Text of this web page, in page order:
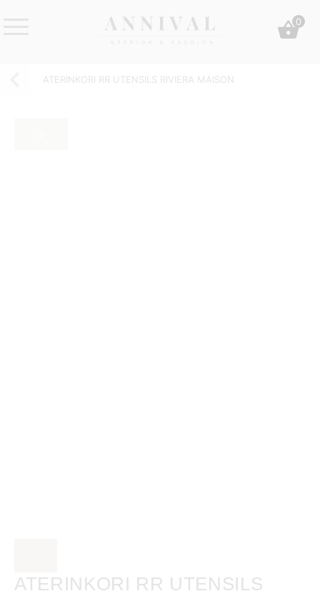
&
0
ATERINKORI RR UTENSILS RIVIERA MAISON
ATERINKORI RR UTENSILS